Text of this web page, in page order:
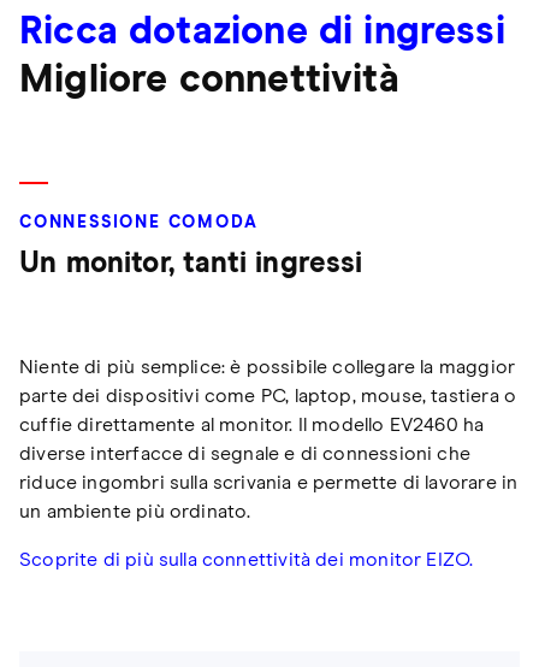
Ricca dotazione di ingressi
Migliore connettività
CONNESSIONE COMODA
Un monitor, tanti ingressi
Niente di più semplice: è possibile collegare la maggior
parte dei dispositivi come PC, laptop, mouse, tastiera o
cuffie direttamente al monitor. Il modello EV2460 ha
diverse interfacce di segnale e di connessioni che
riduce ingombri sulla scrivania e permette di lavorare in
un ambiente più ordinato.
Scoprite di più sulla connettività dei monitor EIZO.